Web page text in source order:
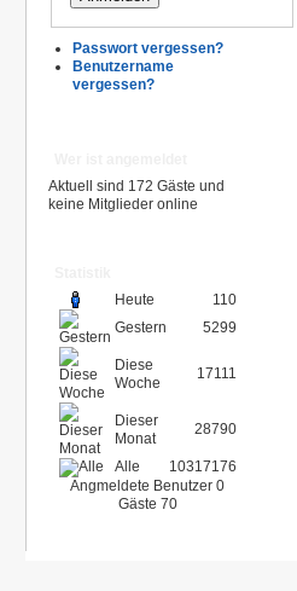
Passwort vergessen?
Benutzername
vergessen?
Aktuell sind 172 Gäste und
keine Mitglieder online
Heute
110
Gestern
5299
Diese
Woche
17111
Dieser
Monat
28790
Alle
10317176
Angmeldete Benutzer 0
Gäste 70